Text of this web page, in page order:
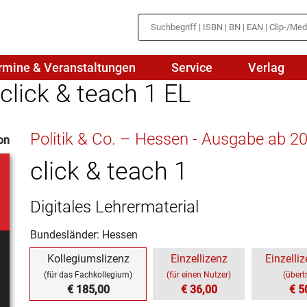
Medienbildung
Naturwissenschaften/NuT
Physik
Politik
Religion
Spanisch
& Veranstaltungen Service Verlag
& teach 1 EL
Politik & Co. – Hessen - Ausgabe ab
click & teach 1
Digitales Lehrermaterial
Bundesländer: Hessen
Kollegiumslizenz
(für das Fachkollegium)
€ 185,00
Einzellizenz
(für einen Nutzer)
€ 36,00 €